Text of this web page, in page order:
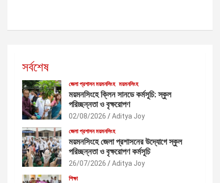
সর্বশেষ
জেলা প্রশাসন ময়মনসিংহ ময়মনসিংহ
ময়মনসিংহে ক্লিন সানডে কর্মসূচি: স্কুল
পরিচ্ছন্নতা ও বৃক্ষরোপণ
02/08/2026 Aditya Joy
জেলা প্রশাসন ময়মনসিংহ
ময়মনসিংহে জেলা প্রশাসনের উদ্যোগে স্কুল
পরিচ্ছন্নতা ও বৃক্ষরোপণ কর্মসূচি
26/07/2026 Aditya Joy
শিক্ষা